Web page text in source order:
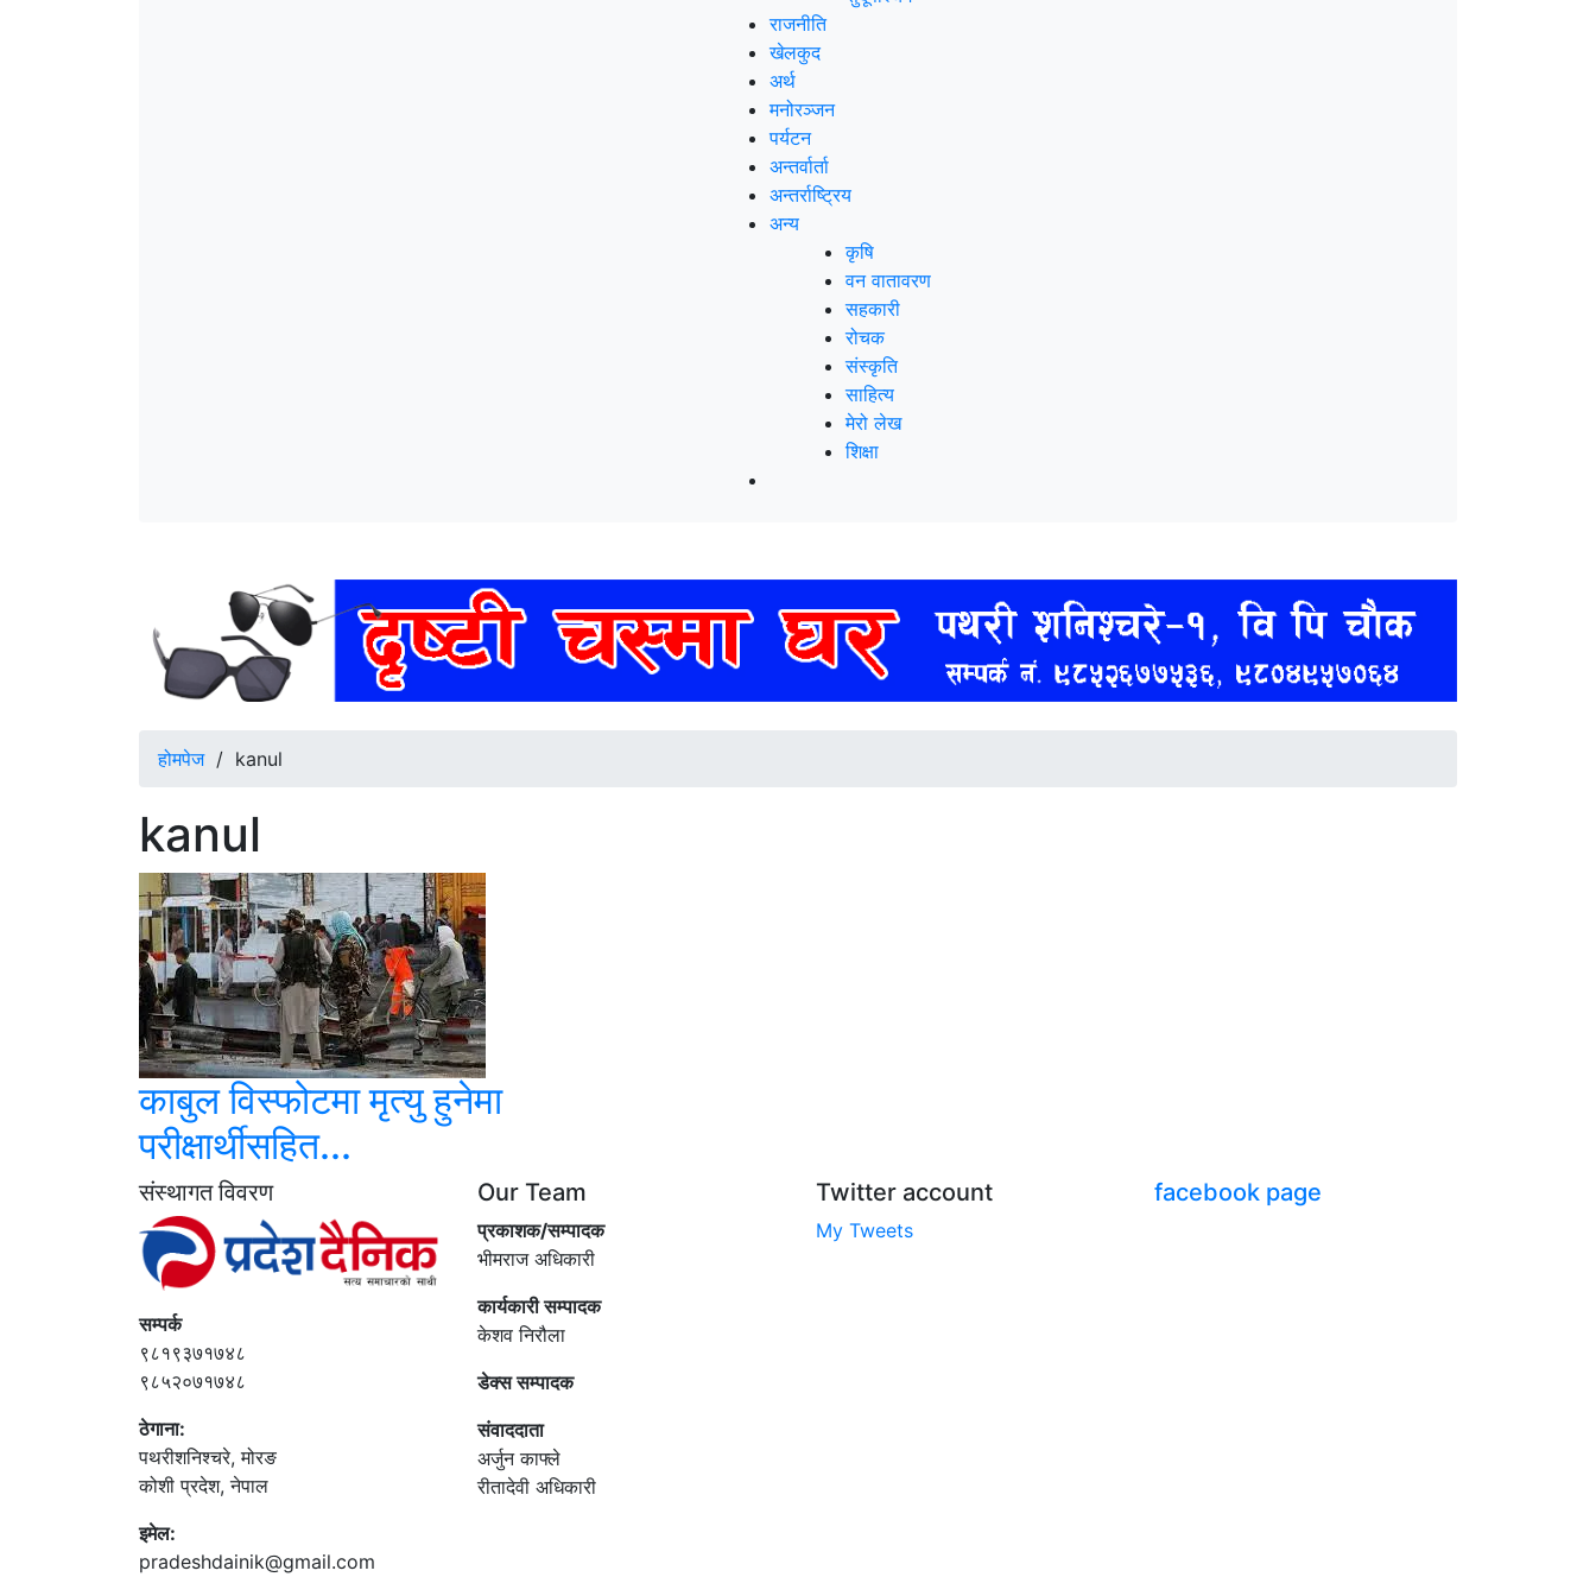
राजनीति
खेलकुद
अर्थ
मनोरञ्‍जन
पर्यटन
अन्तर्वार्ता
अन्तर्राष्‍ट्रिय
अन्य
कृषि
वन वातावरण
सहकारी
रोचक
संस्कृति
साहित्य
मेरो लेख
शिक्षा
होमपेज/ kanul
kanul
काबुल विस्फोटमा मृत्यु हुनेमा
परीक्षार्थीसहित...
संस्थागत विवरण
सम्पर्क
९८१९३७१७४८
९८५२०७१७४८
ठेगाना:
पथरीशनिश्‍चरे, मोरङ
कोशी प्रदेश, नेपाल
इमेल:
pradeshdainik@gmail.com
Our Team
प्रकाशक/सम्पादक
भीमराज अधिकारी
कार्यकारी सम्पादक
केशव निरौला
डेक्स सम्पादक
संवाददाता
अर्जुन काफ्ले
रीतादेवी अधिकारी
Twitter account
My Tweets
facebook page